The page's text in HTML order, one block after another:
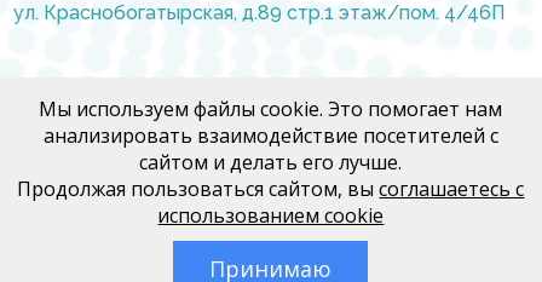
ул. Краснобогатырская, д.89 стр.1 этаж/пом. 4/46П
Договор Медфорум
Договор Медконгресс
Политика обработки персональных данных
Мы используем файлы cookie. Это помогает нам
анализировать взаимодействие посетителей с
сайтом и делать его лучше.
Продолжая пользоваться сайтом, высоглашаетесь с
использованием cookie
Принимаю